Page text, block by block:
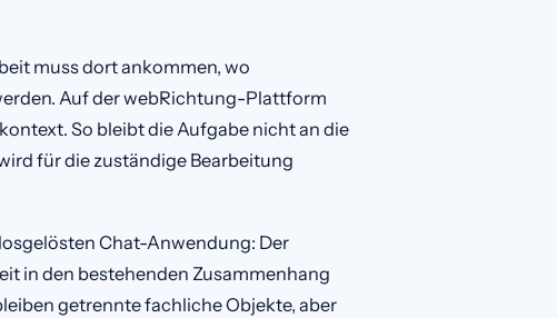
muss dort ankommen, wo
Auf der webRichtung-Plattform
So bleibt die Aufgabe nicht an die
für die zuständige Bearbeitung
Chat-Anwendung: Der
in den bestehenden Zusammenhang
getrennte fachliche Objekte, aber